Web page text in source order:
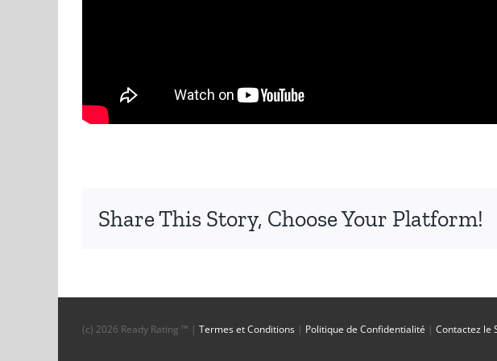
Share This Story, Choose Your Platform!
(c) 2026 Ready Rating ™ | Termes et Conditions | Politique de Confidentialité | Contactez le